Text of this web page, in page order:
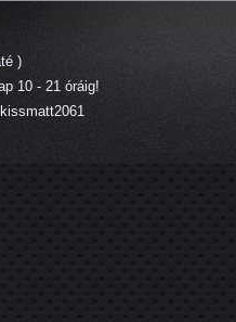
)
10 - 21 óráig!